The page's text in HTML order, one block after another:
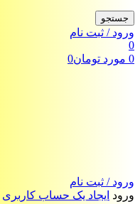
جستجو
ورود / ثبت نام
0
0 مورد تومان0
ورود / ثبت نام
ورود ایجاد یک حساب کاربری